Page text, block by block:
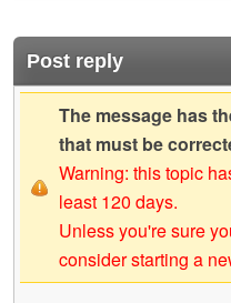
Post reply
The message has
that must be
Warning: this topic
least 120 days.
Unless you're sure
consider starting a